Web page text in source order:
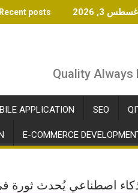
3, 2026
Recent posts
Quality Always
SEO
APPLICATION
E-COMMERCE